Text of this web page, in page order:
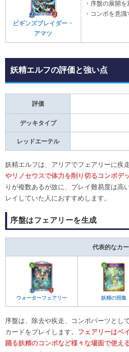
ビギンズブレイダー・
アマツ
・序盤の展開
・コンボを意
妖精エルフの評価と強い点
評価
デッキタイプ
レッドエーテル
妖精エルフは、アリアでフェアリーに疾
やリノセウスで体力を削り切るコンボデ
りが複数あるが故に、プレイ難易度は高
レイしていた人におすすめします。
序盤はフェアリーを生成
代表的なカ
ウォーターフェアリー 妖精の招集
序盤は、除去や疾走、コンボパーツとし
カードをプレイします。 フェアリーはベ
踊る妖精のコンボなど様々な場面で使え